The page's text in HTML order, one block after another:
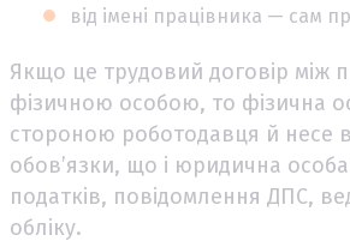
від імені працівника — сам
Якщо це трудовий договір між
фізичною особою, то фізична
стороною роботодавця й несе
обов’язки, що і юридична
податків, повідомлення ДПС,
обліку.